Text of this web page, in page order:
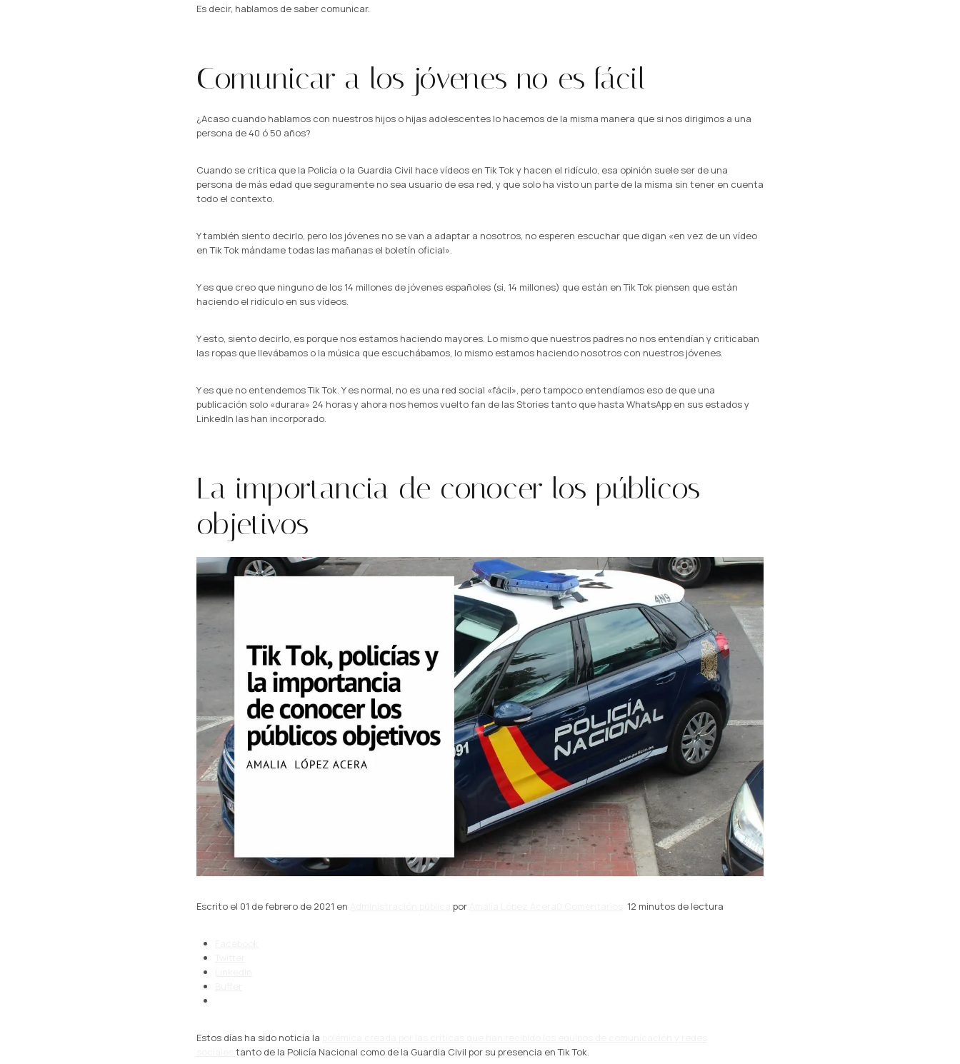
Es decir, hablamos de saber comunicar.
Comunicar a los jóvenes no es fácil
¿Acaso cuando hablamos con nuestros hijos o hijas adolescentes lo hacemos de la misma manera que si nos dirigimos a una
persona de 40 ó 50 años?
Cuando se critica que la Policía o la Guardia Civil hace vídeos en Tik Tok y hacen el ridículo, esa opinión suele ser de una
persona de más edad que seguramente no sea usuario de esa red, y que solo ha visto un parte de la misma sin tener en cuenta
todo el contexto.
Y también siento decirlo, pero los jóvenes no se van a adaptar a nosotros, no esperen escuchar que digan «en vez de un vídeo
en Tik Tok mándame todas las mañanas el boletín oficial».
Y es que creo que ninguno de los 14 millones de jóvenes españoles (si, 14 millones) que están en Tik Tok piensen que están
haciendo el ridículo en sus vídeos.
Y esto, siento decirlo, es porque nos estamos haciendo mayores. Lo mismo que nuestros padres no nos entendían y criticaban
las ropas que llevábamos o la música que escuchábamos, lo mismo estamos haciendo nosotros con nuestros jóvenes.
Y es que no entendemos Tik Tok. Y es normal, no es una red social «fácil», pero tampoco entendíamos eso de que una
publicación solo «durara» 24 horas y ahora nos hemos vuelto fan de las Stories tanto que hasta WhatsApp en sus estados y
LinkedIn las han incorporado.
La importancia de conocer los públicos
objetivos
Escrito el 01 de febrero de 2021 en por 12 minutos de lectura
Estos días ha sido noticia la
tanto de la Policía Nacional como de la Guardia Civil por su presencia en Tik Tok.